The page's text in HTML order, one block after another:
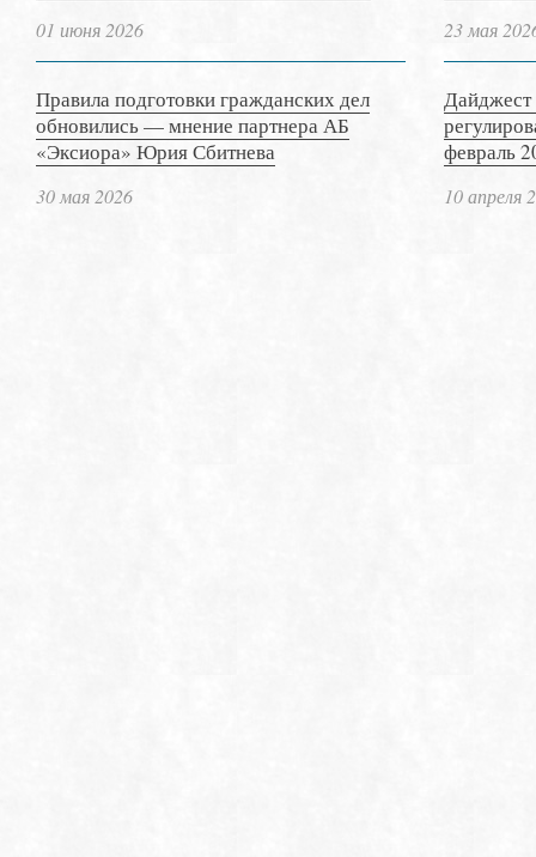
01 июня 2026
Правила подготовки гражданских дел
обновились — мнение партнера АБ
«Эксиора» Юрия Сбитнева
30 мая 2026
23 мая
Дайджест
февраль
10 апреля